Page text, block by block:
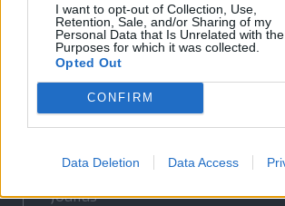
I want to opt-out of Collection, Use,
Retention, Sale, and/or Sharing of my
Personal Data that Is Unrelated with the
Purposes for which it was collected.
Opted Out
CONFIRM
Data Deletion Data Access
Liget
Krónika
Bihari Napló
Erdélyi Napló
Főtér
Rádió GaGa
Jóállás